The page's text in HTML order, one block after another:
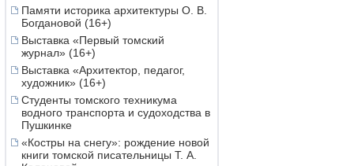
Памяти историка архитектуры О. В.
Богдановой (16+)
Выставка «Первый томский
журнал» (16+)
Выставка «Архитектор, педагог,
художник» (16+)
Студенты томского техникума
водного транспорта и судоходства в
Пушкинке
«Костры на снегу»: рождение новой
книги томской писательницы Т. А.